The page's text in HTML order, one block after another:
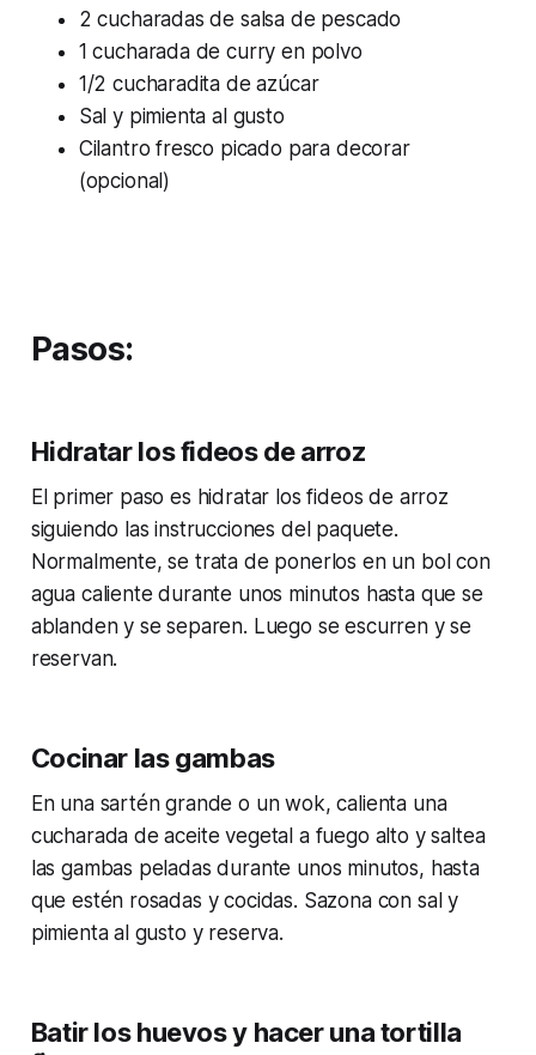
2 cucharadas de salsa de pescado
1 cucharada de curry en polvo
1/2 cucharadita de azúcar
Sal y pimienta al gusto
Cilantro fresco picado para decorar
(opcional)
Pasos:
Hidratar los fideos de arroz
El primer paso es hidratar los fideos de arroz
siguiendo las instrucciones del paquete.
Normalmente, se trata de ponerlos en un bol con
agua caliente durante unos minutos hasta que se
ablanden y se separen. Luego se escurren y se
reservan.
Cocinar las gambas
En una sartén grande o un wok, calienta una
cucharada de aceite vegetal a fuego alto y saltea
las gambas peladas durante unos minutos, hasta
que estén rosadas y cocidas. Sazona con sal y
pimienta al gusto y reserva.
Batir los huevos y hacer una tortilla